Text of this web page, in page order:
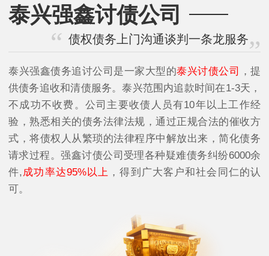
泰兴强鑫讨债公司
债权债务上门沟通谈判一条龙服务
泰兴强鑫债务追讨公司是一家大型的泰兴讨债公司
，提
供债务追收和清债服务。泰兴范围内追款时间在1-3天，
不成功不收费。公司主要收债人员有10年以上工作经
验，熟悉相关的债务法律法规，通过正规合法的催收方
式，将债权人从繁琐的法律程序中解放出来，简化债务
请求过程。强鑫讨债公司受理各种疑难债务纠纷6000余
件, 成功率达95%以上 ，得到广大客户和社会同仁的认
可。